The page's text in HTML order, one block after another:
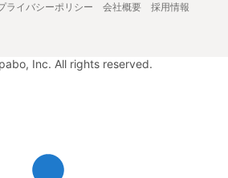
ライバシーポリシー 会社概要
採用情報
Inc. All rights reserved.